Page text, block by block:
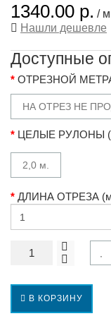
1340.00 р. /
Нашли дешевле
Доступные
ОТРЕЗНОЙ
НА ОТРЕЗ НЕ
ЦЕЛЫЕ РУЛОНЫ
2,0 м.
ДЛИНА ОТРЕЗА
В КОРЗИНУ